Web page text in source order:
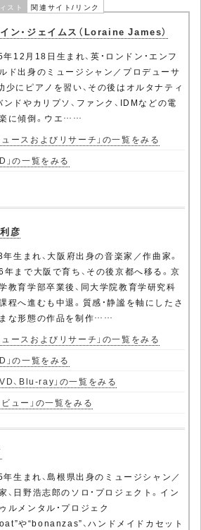
スト 関連サイト/リンク
ン・ジェイムス（Loraine James）
12月18日生まれ、英・ロンドン・エンフ
ド出身のミュージシャン／プロデューサ
少にピアノを習い、その後はオルタナティ
ンドやカリプソ、ファンク、IDMなどの電
に傾倒。ウエ……
ュースおよびリサーチ」の一覧をみる
」の一覧をみる
彦
生まれ、大阪府出身の音楽家／作曲家。
年まで大阪で育ち、その後京都へ移る。京
教育学部卒業後、同大学院教育学研究科
程へ進むも中退。質感・静謐を軸にしたさ
な形態の作品を制作……
ュースおよびリサーチ」の一覧をみる
」の一覧をみる
、Blu-ray」の一覧をみる
ビュー」の一覧をみる
生まれ、島根県出身のミュージシャン／
、日野浩志郎のソロ・プロジェクト。イン
ルメンタル・プロジェク
や“bonanzas”、ハンドメイドカセット